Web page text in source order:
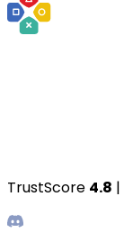
TrustScore 4.8 |